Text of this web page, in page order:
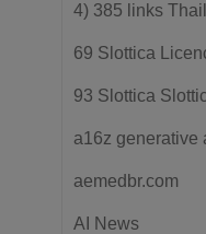
4) 385 links
69 Slottica
93 Slottica
a16z generative
aemedbr.com
AI News